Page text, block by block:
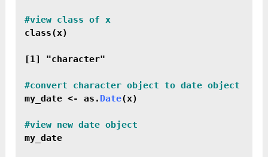
class(x)
[1] "character"
my_date <- as. Date(x)
my_date